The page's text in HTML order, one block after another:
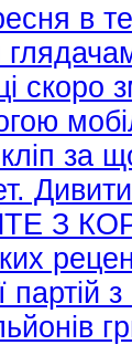
в
скоро
за
З
партій